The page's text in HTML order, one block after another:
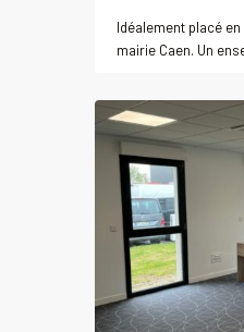
Idéalement placé
mairie Caen. Un
SUR